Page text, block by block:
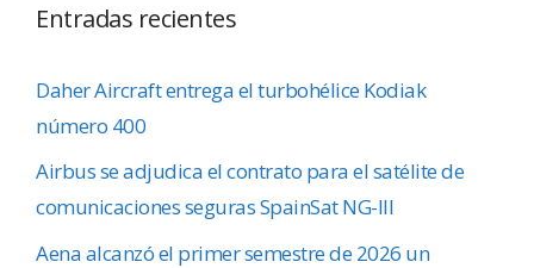
Entradas recientes
Daher Aircraft entrega el turbohélice Kodiak
número 400
Airbus se adjudica el contrato para el satélite de
comunicaciones seguras SpainSat NG-III
Aena alcanzó el primer semestre de 2026 un